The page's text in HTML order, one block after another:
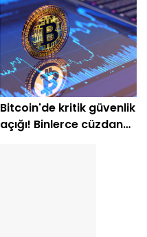
Bitcoin'de kritik güvenlik
açığı! Binlerce cüzdan